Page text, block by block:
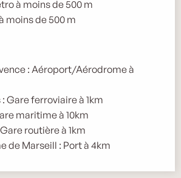
à moins de 500 m
moins de 500 m
: Aéroport/Aérodrome à
Gare ferroviaire à 1km
maritime à 10km
routière à 1km
de Marseill : Port à 4km